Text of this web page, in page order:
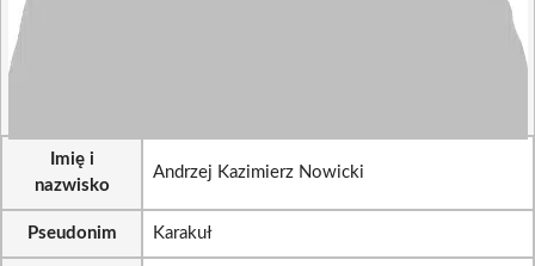
Imię i
nazwisko
Andrzej Kazimierz Nowicki
Pseudonim Karakuł